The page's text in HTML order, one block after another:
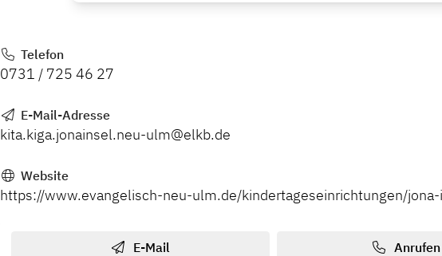
Telefon
0731 / 725 46 27
E-Mail-Adresse
kita.kiga.jonainsel.neu-ulm@elkb.de
Website
https://www.evangelisch-neu-ulm.de/kindertageseinrichtungen/
E-Mail Anrufen